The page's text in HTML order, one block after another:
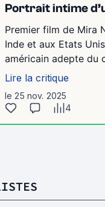
Portrait intime
Premier film de Mira
Inde et aux Etats
américain adepte du
Lire la critique
le 25 nov. 2025
4